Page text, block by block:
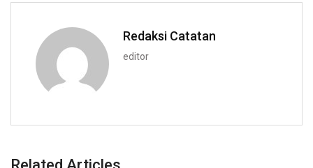
Redaksi Catatan
editor